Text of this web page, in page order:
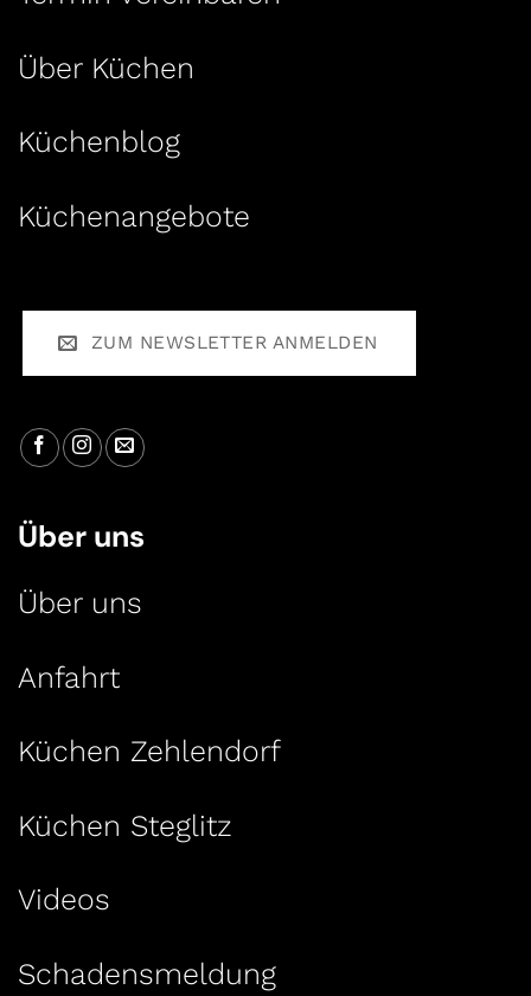
Über Küchen
Küchenblog
Küchenangebote
ZUM NEWSLETTER ANMELDEN
Über uns
Über uns
Anfahrt
Küchen Zehlendorf
Küchen Steglitz
Videos
Schadensmeldung